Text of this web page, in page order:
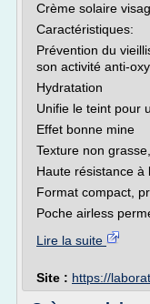
Crème solaire
Caractéristiques:
Prévention du
son activité anti-
Hydratation
Unifie le teint pour
Effet bonne mine
Texture non
Haute résistance à
Format compact,
Poche airless
Lire la suite
Site : https://